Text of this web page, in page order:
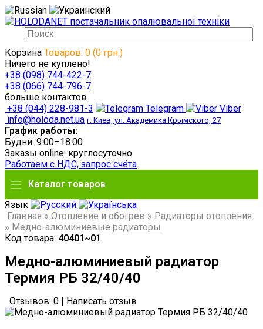
Корзина Товаров: 0 (0 грн.)
Ничего не куплено!
+38 (098) 744-422-7
+38 (066) 744-796-7
больше контактов
+38 (044) 228-981-3
Telegram
Viber
info@holoda.net.ua г. Киев, ул. Академика Крымского, 27
График работы:
Будни: 9:00–18:00
Заказы online: круглосуточно
Работаем с НДС, запрос счёта
Каталог товаров
Язык
Главная » Отопление и обогрев » Радиаторы отопления
» Медно-алюминиевые радиаторы
Код товара: 40401~01
Медно-алюминиевый радиатор
Термия РБ 32/40/40
Отзывов: 0 Написать отзыв